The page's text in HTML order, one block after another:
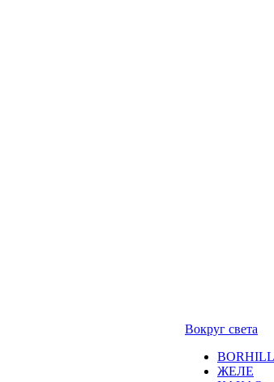
Вокруг света
BORHILL
ЖЕЛЕ